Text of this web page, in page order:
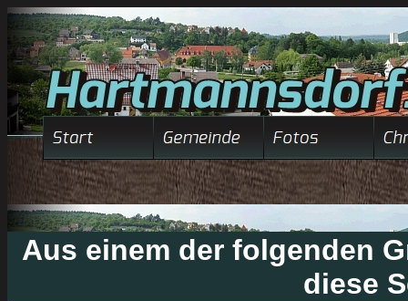
Aus einem der folgenden
diese